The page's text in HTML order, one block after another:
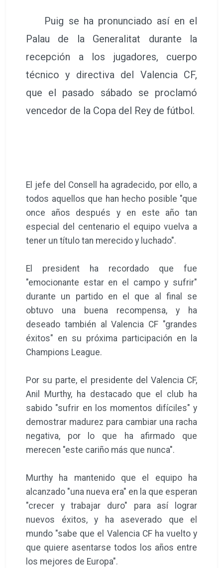
Puig se ha pronunciado así en el
Palau de la Generalitat durante la
recepción a los jugadores, cuerpo
técnico y directiva del Valencia CF,
que el pasado sábado se proclamó
vencedor de la Copa del Rey de fútbol.
El jefe del Consell ha agradecido, por ello, a
todos aquellos que han hecho posible "que
once años después y en este año tan
especial del centenario el equipo vuelva a
tener un título tan merecido y luchado".
El president ha recordado que fue
"emocionante estar en el campo y sufrir"
durante un partido en el que al final se
obtuvo una buena recompensa, y ha
deseado también al Valencia CF "grandes
éxitos" en su próxima participación en la
Champions League.
Por su parte, el presidente del Valencia CF,
Anil Murthy, ha destacado que el club ha
sabido "sufrir en los momentos difíciles" y
demostrar madurez para cambiar una racha
negativa, por lo que ha afirmado que
merecen "este cariño más que nunca".
Murthy ha mantenido que el equipo ha
alcanzado "una nueva era" en la que esperan
"crecer y trabajar duro" para así lograr
nuevos éxitos, y ha aseverado que el
mundo "sabe que el Valencia CF ha vuelto y
que quiere asentarse todos los años entre
los mejores de Europa".